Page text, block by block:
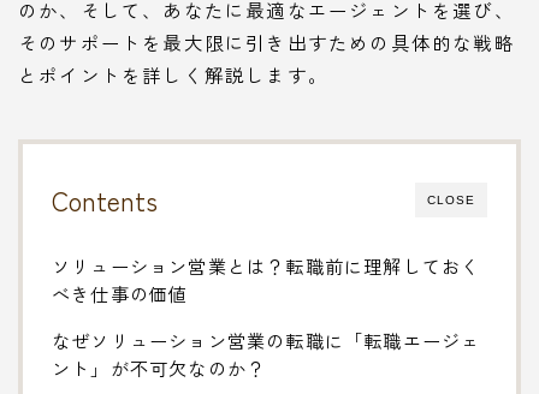
のか、そして、あなたに最適なエージェントを選び、
そのサポートを最大限に引き出すための具体的な戦略
とポイントを詳しく解説します。
CLOSE
Contents
ソリューション営業とは？転職前に理解しておく
べき仕事の価値
なぜソリューション営業の転職に「転職エージェ
ント」が不可欠なのか？